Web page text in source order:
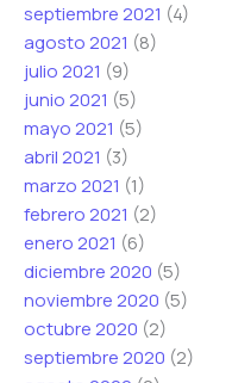
septiembre 2021 (4)
agosto 2021 (8)
julio 2021 (9)
junio 2021 (5)
mayo 2021 (5)
abril 2021 (3)
marzo 2021 (1)
febrero 2021 (2)
enero 2021 (6)
diciembre 2020 (5)
noviembre 2020 (5)
octubre 2020 (2)
septiembre 2020 (2)